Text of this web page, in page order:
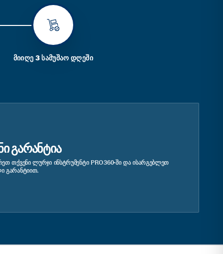
ᲛᲘᲘᲦᲔ 3 ᲡᲐᲛᲣᲨᲐᲝ ᲓᲦᲔᲨᲘ
ᲒᲐᲠᲐᲜᲢᲘᲐ
ᲗᲥᲕᲔᲜᲘ ᲚᲣᲠᲯᲘ ᲘᲜᲡᲢᲠᲣᲛᲔᲜᲢᲘ PRO360-ᲨᲘ ᲓᲐ ᲘᲡᲐᲠᲒᲔᲑᲚᲔᲗ
ᲒᲐᲠᲐᲜᲢᲘᲘᲗ.